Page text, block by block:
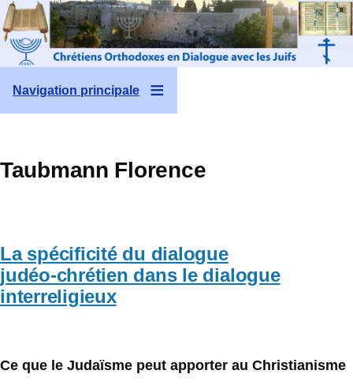
Aller au contenu principal
Navigation principale
Taubmann Florence
La spécificité du dialogue
judéo-chrétien dans le dialogue
interreligieux
Ce que le Judaïsme peut apporter au Christianisme